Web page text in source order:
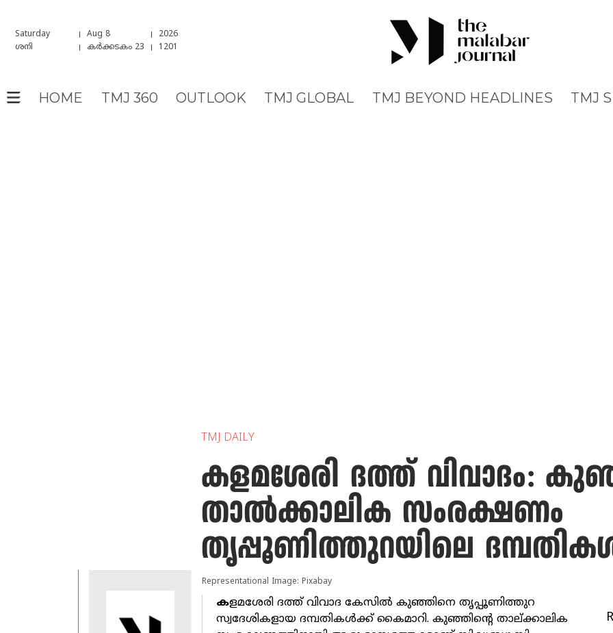
Saturday Aug 8
2026
ശനി
കർക്കടകം 23 1201
HOME TMJ 360 OUTLOOK TMJ GLOBAL TMJ BEYOND HEADLINES TMJ
TMJ DAILY
കളമശേരി ദത്ത് വിവാദം:
താല്‍ക്കാലിക സംരക്ഷണം
തൃപ്പൂണിത്തുറയിലെ
Representational Image: Pixabay
കളമശേരി ദത്ത് വിവാദ കേസില്‍ കുഞ്ഞിനെ തൃപ്പൂണിത്തുറ
സ്വദേശികളായ ദമ്പതികള്‍ക്ക് കൈമാറി. കുഞ്ഞിന്റെ താല്ക്കാലിക